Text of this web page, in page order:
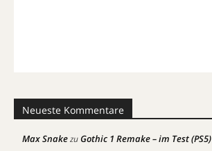
Neueste Kommentare
Max SnakezuGothic 1 Remake – im Test (PS5)